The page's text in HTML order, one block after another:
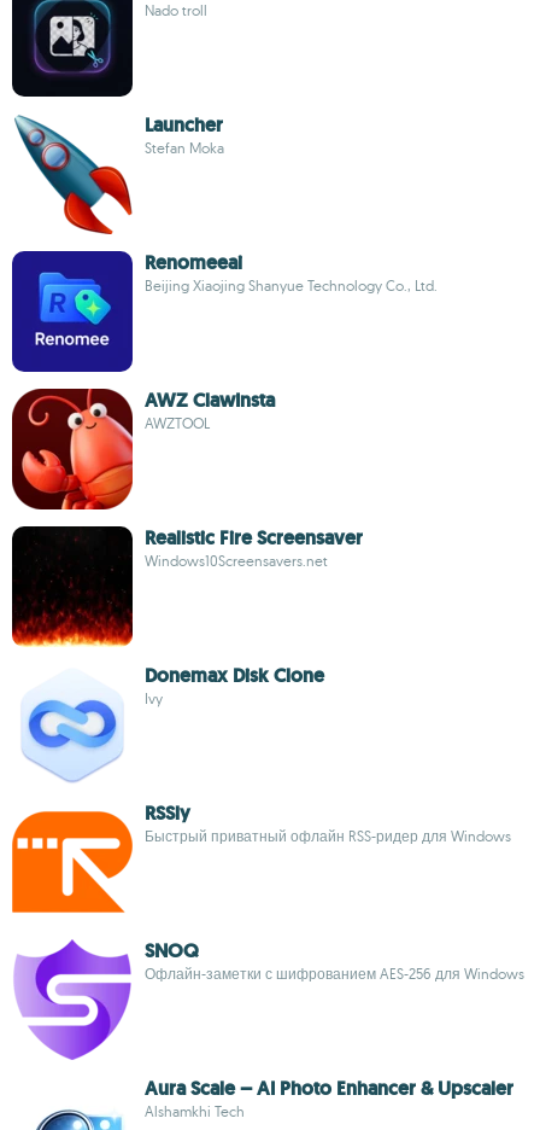
Nado troll
Launcher
Stefan Moka
Renomeeai
Beijing Xiaojing Shanyue Technology Co., Ltd.
AWZ ClawInsta
AWZTOOL
Realistic Fire Screensaver
Windows10Screensavers.net
Donemax Disk Clone
Ivy
RSSly
Быстрый приватный офлайн RSS-ридер для Windows
SNOQ
Офлайн-заметки с шифрованием AES-256 для Windows
Aura Scale – AI Photo Enhancer & Upscaler
Alshamkhi Tech